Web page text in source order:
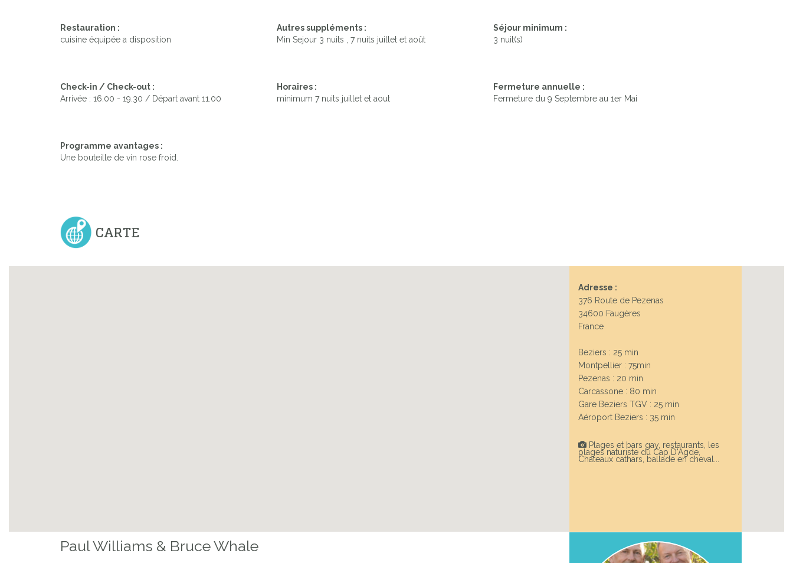
Previous
Restauration :
cuisine équipée a disposition
Autres suppléments :
Min Sejour 3 nuits , 7 nuits juillet et août
Séjour minimum :
3 nuit(s)
Check-in / Check-out :
Arrivée : 16.00 - 19.30 / Départ avant 11.00
Horaires :
minimum 7 nuits juillet et aout
Fermeture annuelle :
Fermeture du 9 Septembre au 1er Mai
Programme avantages :
Une bouteille de vin rose froid.
CARTE
Adresse :
376 Route de Pezenas
34600 Faugères
France
Beziers : 25 min
Montpellier : 75min
Pezenas : 20 min
Carcassone : 80 min
Gare Beziers TGV : 25 min
Aéroport Beziers : 35 min
Plages et bars gay, restaurants, les
plages naturiste du Cap D'Agde,
Chateaux cathars, ballade en cheval...
Paul Williams & Bruce Whale